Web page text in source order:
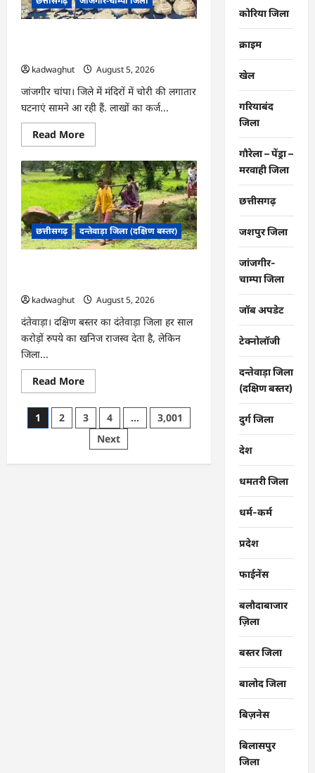
की
तस्वीर,
स्वच्छ
…
kadwaghut
August 5, 2026
जांजगीर चांपा। जिले में मंदिरों में चोरी की लगातार
घटनाएं सामने आ रही हैं. लाखों का कर्ज...
Read MoreRead
more
CG
:
दो
भाई
लगातार
मंदिरों
में
कर
रहे
थे
खुलासा
छत्तीसगढ़ दन्तेवाड़ा जिला (दक्षिण बस्तर)
kadwaghut
August 5, 2026
दंतेवाड़ा। दक्षिण बस्तर का दंतेवाड़ा जिला हर साल
करोड़ों रुपये का खनिज राजस्व देता है, लेकिन
जिला...
Read MoreRead
more
CG
:
खाट
एक
Posts
1 2 3 4 …
3,001
Next
कोरिया जिला
क्राइम
खेल
गरियाबंद
जिला
गौरेला – पेंड्रा –
मरवाही जिला
छत्तीसगढ़
जशपुर जिला
जांजगीर-
चाम्पा जिला
जॉब अपडेट
टेक्नोलॉजी
दन्तेवाड़ा जिला
(दक्षिण बस्तर)
दुर्ग जिला
देश
धमतरी जिला
धर्म-कर्म
प्रदेश
फाईनेंस
बलौदाबाजार
ज़िला
बस्तर जिला
बालोद जिला
बिज़नेस
बिलासपुर
जिला